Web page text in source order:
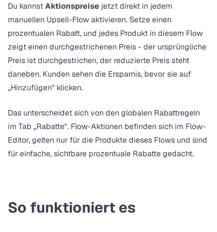
Du kannstAktionspreise jetzt direkt in jedem
manuellen Upsell-Flow aktivieren. Setze einen
prozentualen Rabatt, und jedes Produkt in diesem Flow
zeigt einen durchgestrichenen Preis - der ursprüngliche
Preis ist durchgestrichen, der reduzierte Preis steht
daneben. Kunden sehen die Ersparnis, bevor sie auf
„Hinzufügen" klicken.
Das unterscheidet sich von den globalen Rabattregeln
im Tab „Rabatte". Flow-Aktionen befinden sich im Flow-
Editor, gelten nur für die Produkte dieses Flows und sind
für einfache, sichtbare prozentuale Rabatte gedacht.
So funktioniert es